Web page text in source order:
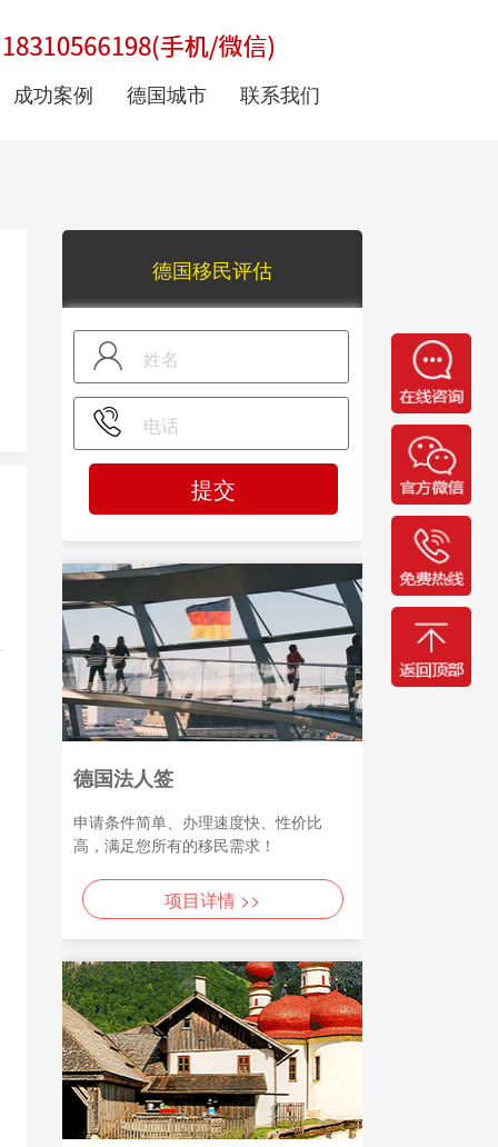
成功案例 德国城市 联系我们
德国移民评估
提交
德国法人签
申请条件简单、办理速度快、性价比
高，满足您所有的移民需求！
项目详情 >>